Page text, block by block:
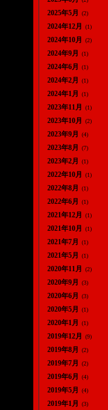
2025年5月 (2)
2024年12月 (1)
2024年10月 (2)
2024年9月 (1)
2024年6月 (1)
2024年2月 (1)
2024年1月 (1)
2023年11月 (1)
2023年10月 (2)
2023年9月 (4)
2023年8月 (7)
2023年2月 (1)
2022年10月 (1)
2022年8月 (1)
2022年6月 (1)
2021年12月 (1)
2021年10月 (1)
2021年7月 (1)
2021年5月 (1)
2020年11月 (2)
2020年9月 (3)
2020年6月 (3)
2020年5月 (1)
2020年1月 (1)
2019年12月 (9)
2019年8月 (2)
2019年7月 (2)
2019年6月 (4)
2019年5月 (4)
2019年1月 (3)